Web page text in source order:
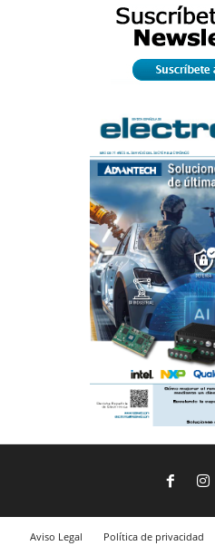
Aviso Legal Política de privacidad